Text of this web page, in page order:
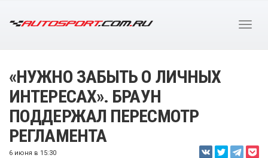
«НУЖНО ЗАБЫТЬ О ЛИЧНЫХ
ИНТЕРЕСАХ». БРАУН
ПОДДЕРЖАЛ ПЕРЕСМОТР
РЕГЛАМЕНТА
6 июня в 15:30